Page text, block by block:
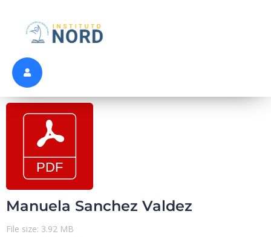
Manuela Sanchez Valdez
File size: 3.92 MB